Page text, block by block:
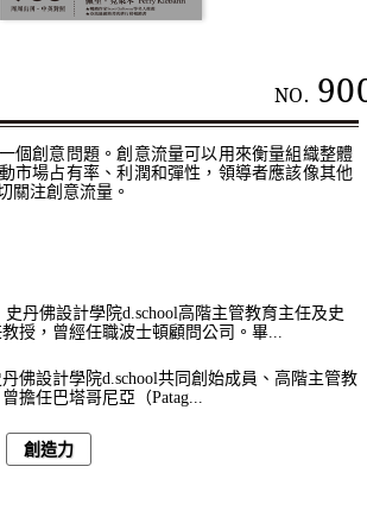
NO.
個創意問題。創意流量可以用來衡量組織整體
市場占有率、利潤和彈性，領導者應該像其他
關注創意流量。
史丹佛設計學院d.school高階主管教育主任及史
授，曾經任職波士頓顧問公司。畢...
丹佛設計學院d.school共同創始成員、高階主管教
擔任巴塔哥尼亞（Patag...
創造力